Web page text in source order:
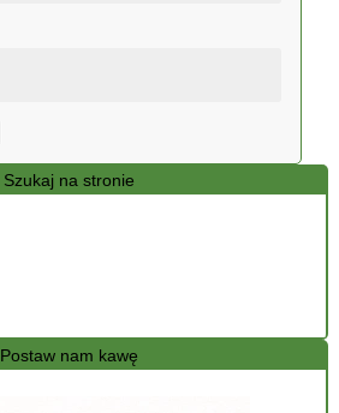
Szukaj na stronie
Postaw nam kawę